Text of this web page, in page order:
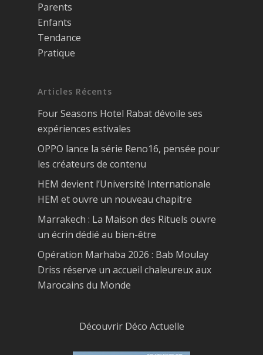
Parents
Enfants
Tendance
Pratique
Articles Récents
Four Seasons Hotel Rabat dévoile ses
expériences estivales
OPPO lance la série Reno16, pensée pour
les créateurs de contenu
HEM devient l’Université Internationale
HEM et ouvre un nouveau chapitre
Marrakech : La Maison des Rituels ouvre
un écrin dédié au bien-être
Opération Marhaba 2026 : Bab Moulay
Driss réserve un accueil chaleureux aux
Marocains du Monde
Découvrir Déco Actuelle